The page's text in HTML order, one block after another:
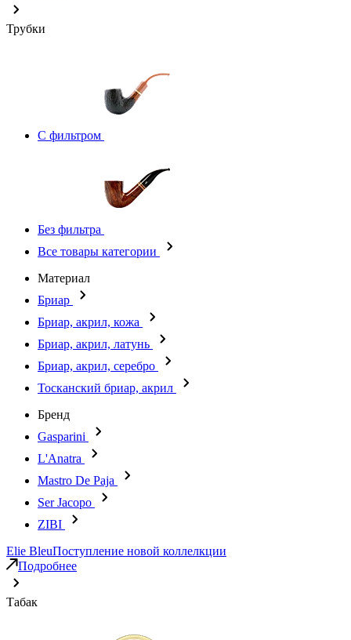
Трубки
С фильтром
Без фильтра
Все товары категории
Материал
Бриар
Бриар, акрил, кожа
Бриар, акрил, латунь
Бриар, акрил, серебро
Тосканский бриар, акрил
Бренд
Gasparini
L'Anatra
Mastro De Paja
Ser Jacopo
ZIBI
Elie BleuПоступление новой коллелкции
Подробнее
Табак